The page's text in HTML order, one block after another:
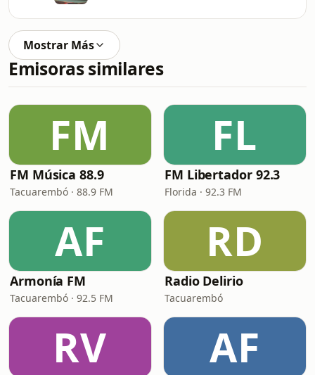
Mostrar Más
Emisoras similares
FM
FM Música 88.9
Tacuarembó · 88.9 FM
FL
FM Libertador 92.3
Florida · 92.3 FM
AF
Armonía FM
Tacuarembó · 92.5 FM
RD
Radio Delirio
Tacuarembó
RV AF